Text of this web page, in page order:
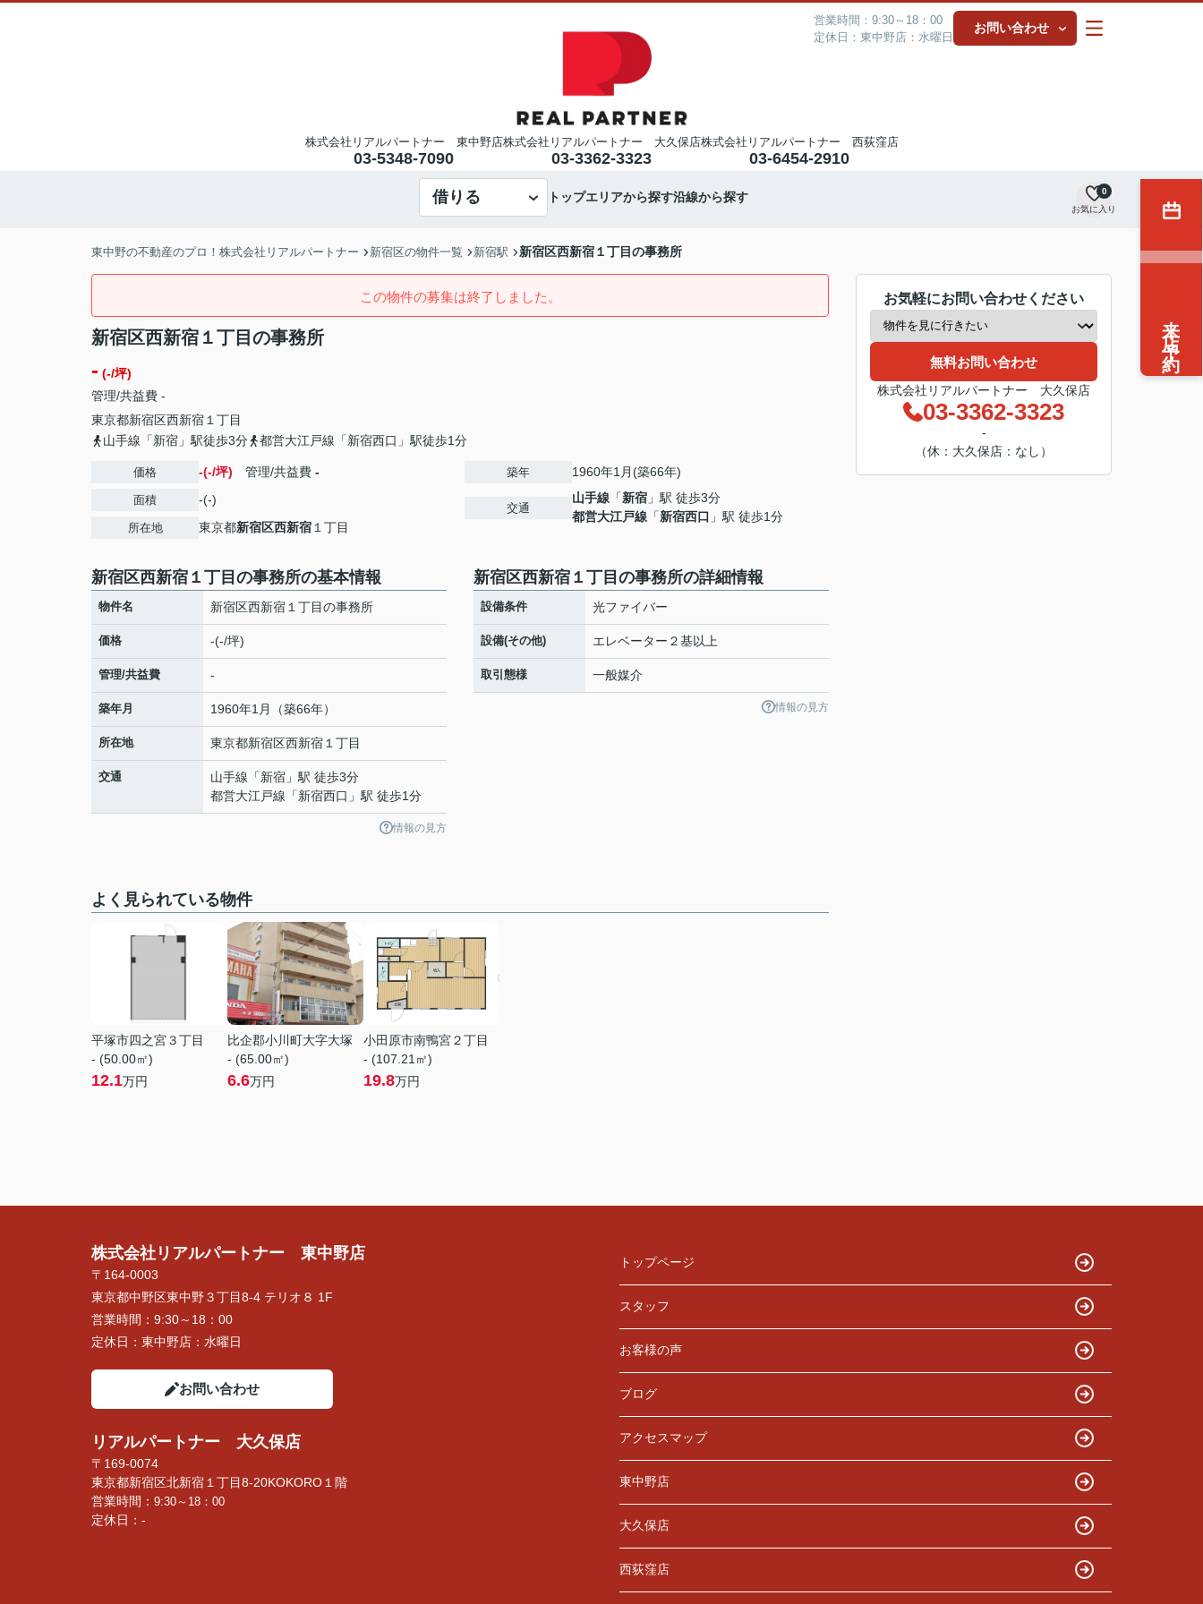
営業時間：9:30～18：00
定休日：東中野店：水曜日
お問い合わせ
株式会社リアルパートナー 東中野店
03-5348-7090
株式会社リアルパートナー 大久保店
03-3362-3323
株式会社リアルパートナー 西荻窪店
03-6454-2910
借りる トップエリアから探す沿線から探す
お気に入り
0
東中野の不動産のプロ！株式会社リアルパートナー 新宿区の物件一覧 新宿駅 新宿区西新宿１丁目の事務所
この物件の募集は終了しました。
新宿区西新宿１丁目の事務所
- (-/坪)
管理/共益費 -
東京都新宿区西新宿 １丁目
山手線「新宿」駅徒歩3分
都営大江戸線「新宿西口」駅徒歩1分
価格 -(-/坪) 管理/共益費 -
面積 -(-)
所在地 東京都新宿区西新宿 １丁目
築年 1960年1月(築66年)
交通
山手線 「新宿 」駅 徒歩3分
都営大江戸線 「新宿西口 」駅 徒歩1分
新宿区西新宿１丁目の事務所の基本情報
物件名 新宿区西新宿１丁目の事務所
価格 -(-/坪)
管理/共益費 -
築年月 1960年1月（築66年）
所在地 東京都新宿区西新宿 １丁目
交通 山手線 「新宿 」駅 徒歩3分
都営大江戸線 「新宿西口 」駅 徒歩1分
情報の見方
新宿区西新宿１丁目の事務所の詳細情報
設備条件 光ファイバー
設備(その他) エレベーター２基以上
取引態様 一般媒介
情報の見方
よく見られている物件
平塚市四之宮３丁目
- (50.00㎡)
12.1万円
比企郡小川町大字大塚
- (65.00㎡)
6.6万円
小田原市南鴨宮２丁目
- (107.21㎡)
19.8万円
お気軽にお問い合わせください
無料お問い合わせ
株式会社リアルパートナー 大久保店
03-3362-3323
-
（休：大久保店：なし）
来店予約
株式会社リアルパートナー 東中野店
〒164-0003
東京都中野区東中野３丁目8-4 テリオ８ 1F
営業時間： 9:30～18：00
定休日： 東中野店：水曜日
お問い合わせ
リアルパートナー 大久保店
〒169-0074
東京都新宿区北新宿１丁目8-20KOKORO１階
営業時間： 9:30～18：00
定休日：-
トップページ
スタッフ
お客様の声
ブログ
アクセスマップ
東中野店
大久保店
西荻窪店